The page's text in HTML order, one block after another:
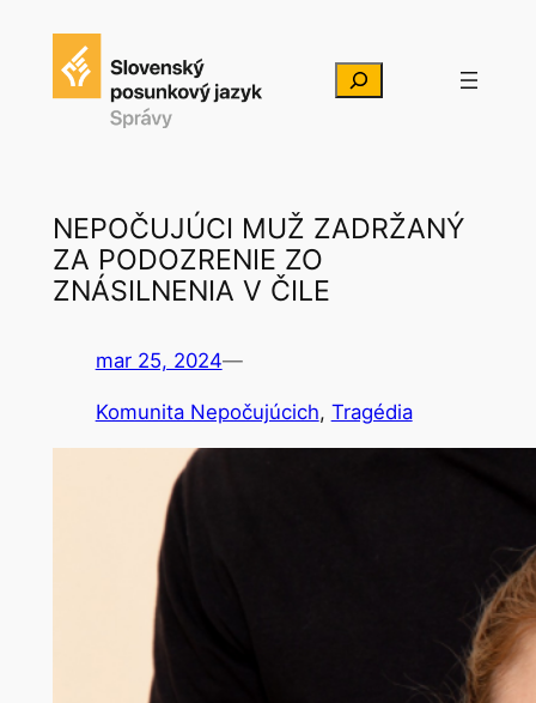
Hľadať
NEPOČUJÚCI MUŽ ZADRŽANÝ
ZA PODOZRENIE ZO
ZNÁSILNENIA V ČILE
mar 25, 2024—
Komunita Nepočujúcich, Tragédia